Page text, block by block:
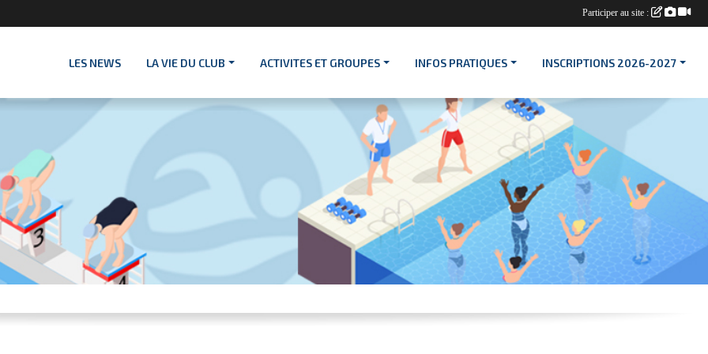
LES NEWS LA VIE DU CLUB ACTIVITES ET GROUPES INFOS PRATIQUES INSCRIPTIONS 2026-2027
Participer au site :